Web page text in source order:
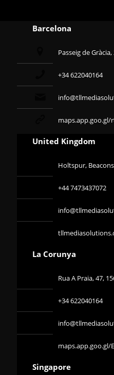
Barcelona
Passeig de
+34 622040164
United Kingdom
Holtspur,
+44 7473437072
La Corunya
Rua A Praia, 47,
+34 622040164
maps.app.goo.gl/
Singapore